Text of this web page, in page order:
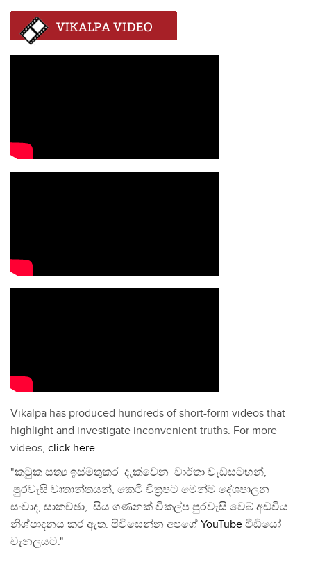
Vikalpa has produced hundreds of short-form videos that
highlight and investigate inconvenient truths. For more
videos, click here.
"කටුක සත්‍ය ඉස්මතුකර දැක්වෙන වාර්තා වැඩසටහන්,
පුරවැසි වෘතාන්තයන්, කෙටි චිත්‍රපට මෙන්ම දේශපාලන
සංවාද, සාකච්ඡා, සිය ගණනක් විකල්ප පුරවැසි වෙබ් අඩවිය
නිශ්පාදනය කර ඇත. පිවිසෙන්න අපගේ YouTube වීඩියෝ
චැනලයට."